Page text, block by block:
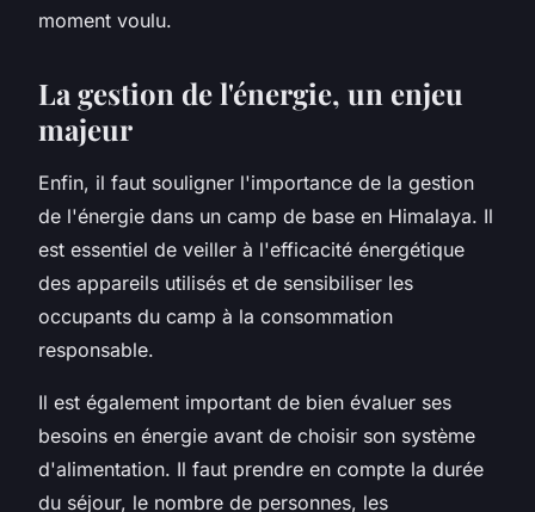
moment voulu.
La gestion de l'énergie, un enjeu
majeur
Enfin, il faut souligner l'importance de la gestion
de l'énergie dans un camp de base en Himalaya. Il
est essentiel de veiller à l'efficacité énergétique
des appareils utilisés et de sensibiliser les
occupants du camp à la consommation
responsable.
Il est également important de bien évaluer ses
besoins en énergie avant de choisir son système
d'alimentation. Il faut prendre en compte la durée
du séjour, le nombre de personnes, les